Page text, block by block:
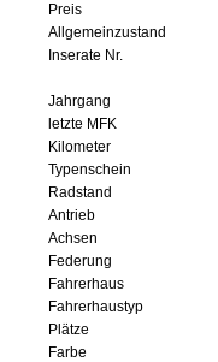
Preis
Allgemeinzustand
Inserate Nr.
Jahrgang
letzte MFK
Kilometer
Typenschein
Radstand
Antrieb
Achsen
Federung
Fahrerhaus
Fahrerhaustyp
Plätze
Farbe